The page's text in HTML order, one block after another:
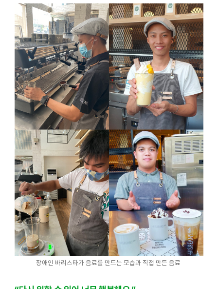
장애인 바리스타가 음료를 만드는 모습과 직접 만든 음료